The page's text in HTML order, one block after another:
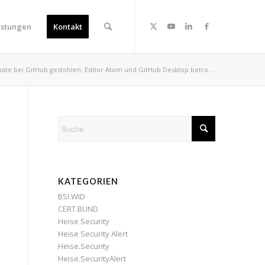
Kontakt
bei GitHub gestohlen: Editor Atom und GitHub Desktop betro...
KATEGORIEN
BSI.WID
CERT.BUND
Heise Security
Heise Security Alert
Heise.Security
Heise.SecurityAlert